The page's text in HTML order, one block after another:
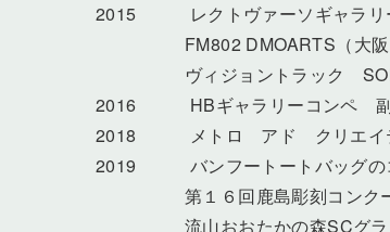
2015 レクトヴァーソギャラリー
FM802 DMOARTS（大阪
ヴィジョントラック SONY
2016 HBギャラリーコンペ 副田
2018 メトロ アド クリエイティ
2019 バンフートートバッグの
第１６回鹿島彫刻コンクー
流山おおたかの森SCグラフ